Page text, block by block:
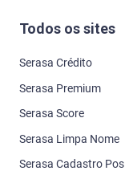
Todos os sites
Serasa Crédito
Serasa Premium
Serasa Score
Serasa Limpa Nome
Serasa Cadastro